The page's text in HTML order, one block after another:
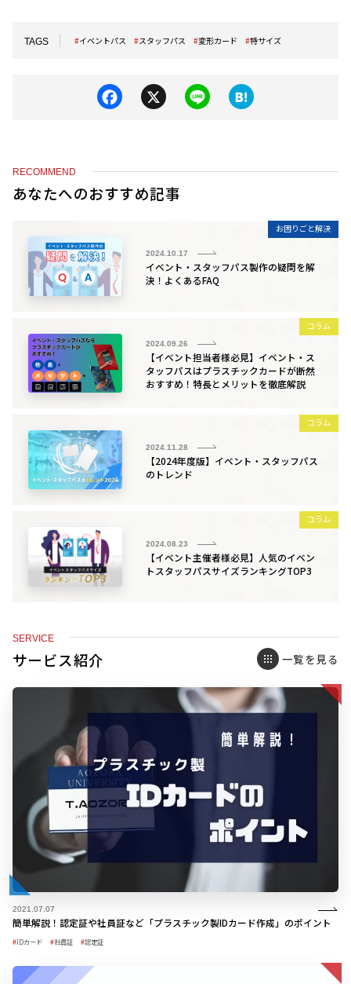
TAGS イベントパス スタッフパス 変形カード 特サイズ
e
b
Li
n
RECOMMEND
あなたへのおすすめ記事
2024.10.17
イベント・スタッフパス製作の疑問を解
決！よくあるFAQ
お困りごと解決
2024.09.26
【イベント担当者様必見】イベント・ス
タッフパスはプラスチックカードが断然
おすすめ！特長とメリットを徹底解説
コラム
2024.11.28
【2024年度版】イベント・スタッフパス
のトレンド
コラム
2024.08.23
【イベント主催者様必見】人気のイベン
トスタッフパスサイズランキングTOP3
コラム
SERVICE
サービス紹介 一覧を見る
2021.07.07
簡単解説！認定証や社員証など「プラスチック製IDカード作成」のポイント
IDカード 社員証 認定証